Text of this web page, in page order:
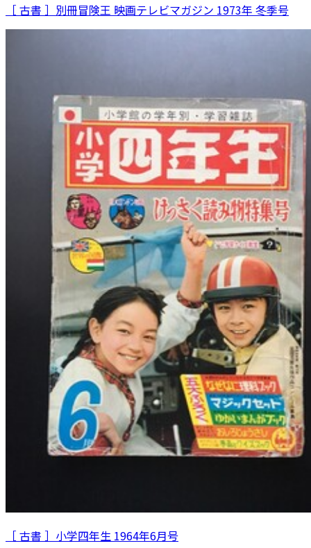
［ 古書 ］別冊冒険王 映画テレビマガジン 1973年 冬季号
［ 古書 ］小学四年生 1964年6月号